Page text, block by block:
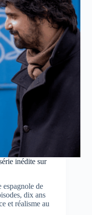
inédite sur
espagnole de
dix ans
et réalisme au